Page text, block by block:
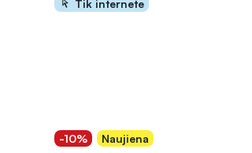
Tik internete
-10% Naujiena